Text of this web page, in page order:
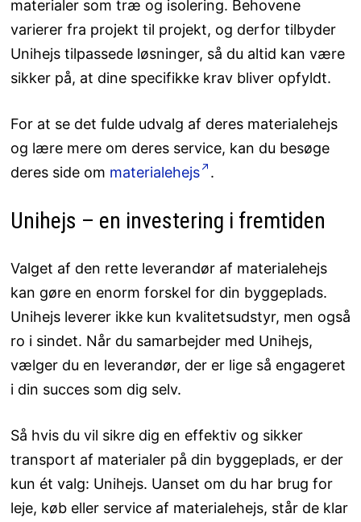
materialer som træ og isolering. Behovene
varierer fra projekt til projekt, og derfor tilbyder
Unihejs tilpassede løsninger, så du altid kan være
sikker på, at dine specifikke krav bliver opfyldt.
For at se det fulde udvalg af deres materialehejs
og lære mere om deres service, kan du besøge
deres side om materialehejs .
Unihejs – en investering i fremtiden
Valget af den rette leverandør af materialehejs
kan gøre en enorm forskel for din byggeplads.
Unihejs leverer ikke kun kvalitetsudstyr, men også
ro i sindet. Når du samarbejder med Unihejs,
vælger du en leverandør, der er lige så engageret
i din succes som dig selv.
Så hvis du vil sikre dig en effektiv og sikker
transport af materialer på din byggeplads, er der
kun ét valg: Unihejs. Uanset om du har brug for
leje, køb eller service af materialehejs, står de klar